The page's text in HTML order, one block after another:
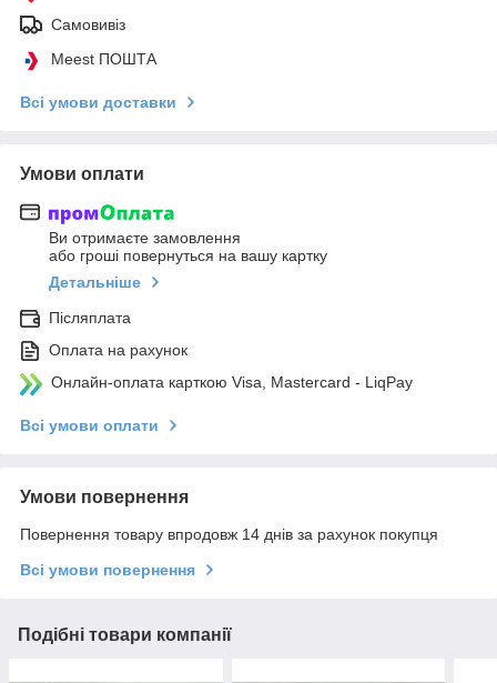
Самовивіз
Meest ПОШТА
Всі умови доставки
Умови оплати
Ви отримаєте замовлення
або гроші повернуться на вашу картку
Детальніше
Післяплата
Оплата на рахунок
Онлайн-оплата карткою Visa, Mastercard - LiqPay
Всі умови оплати
Умови повернення
Повернення товару впродовж 14 днів за рахунок покупця
Всі умови повернення
Подібні товари компанії